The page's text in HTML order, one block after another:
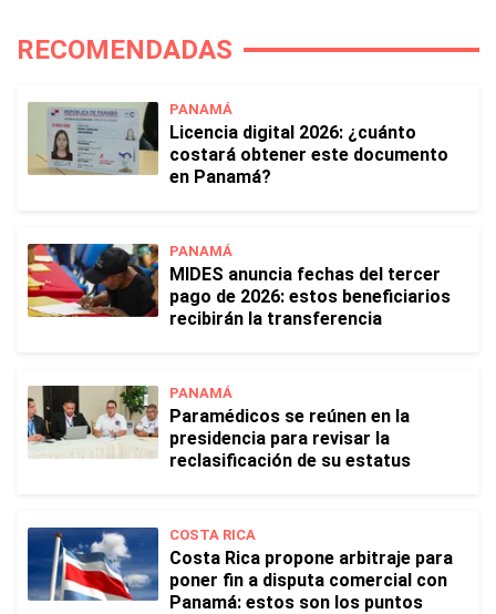
RECOMENDADAS
PANAMÁ
Licencia digital 2026: ¿cuánto
costará obtener este documento
en Panamá?
PANAMÁ
MIDES anuncia fechas del tercer
pago de 2026: estos beneficiarios
recibirán la transferencia
PANAMÁ
Paramédicos se reúnen en la
presidencia para revisar la
reclasificación de su estatus
COSTA RICA
Costa Rica propone arbitraje para
poner fin a disputa comercial con
Panamá: estos son los puntos